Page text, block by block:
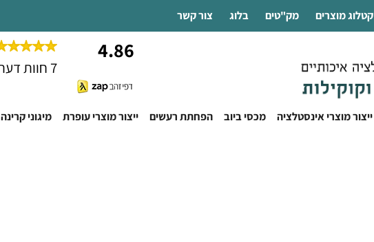
קטלוג מוצרים מק"טים בלוג צור קשר
4.86
7 חוות דעת
ייצור מוצרי אינסטלציה מכסי ביוב הפחתת רעשים ייצור מוצרי עופרת מיגוני קרינה